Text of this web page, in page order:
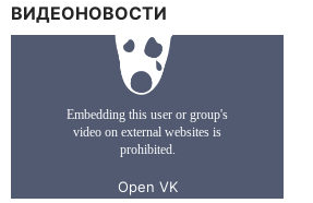
ВИДЕОНОВОСТИ